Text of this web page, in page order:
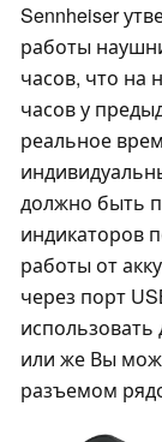
Sennheiser
работы
часов, что на
часов у
реальное
должно быть
индикаторов
работы от
через порт
использовать
или же Вы
разъемом